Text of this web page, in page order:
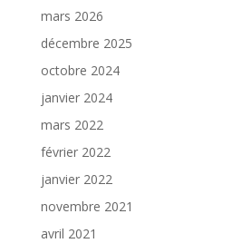
mars 2026
décembre 2025
octobre 2024
janvier 2024
mars 2022
février 2022
janvier 2022
novembre 2021
avril 2021